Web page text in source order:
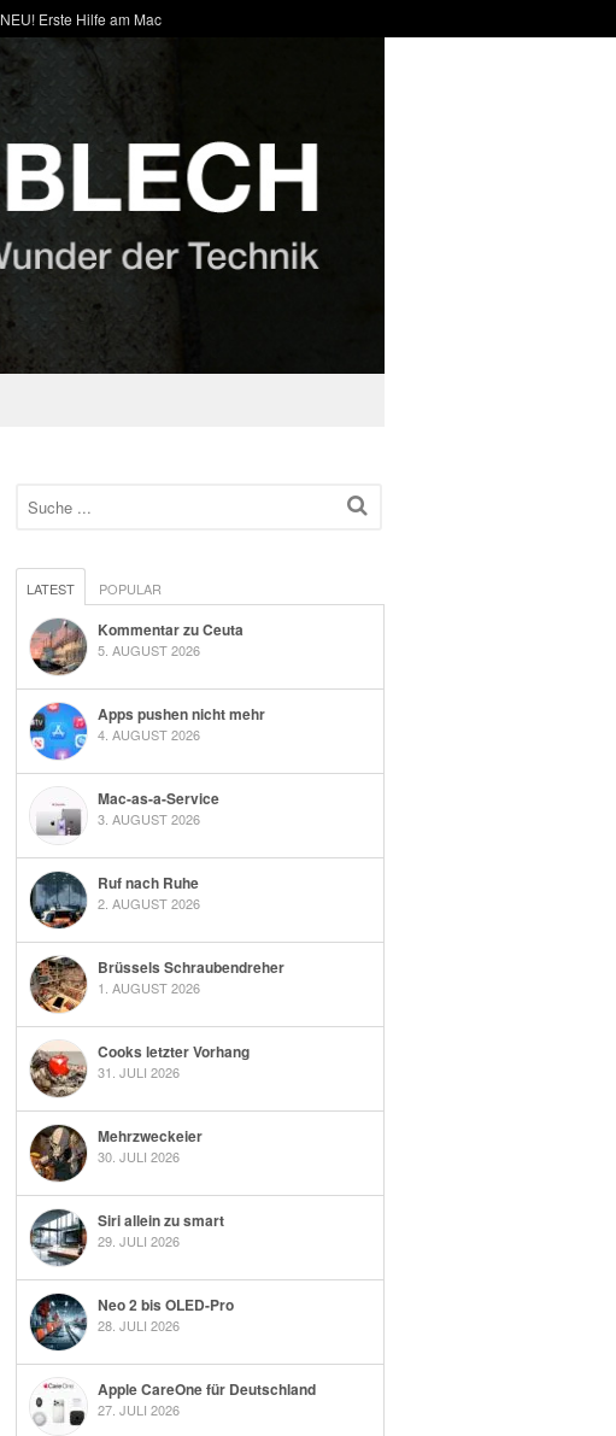
NEU! Erste Hilfe am Mac
LATEST POPULAR
Kommentar zu Ceuta
5. AUGUST 2026
Apps pushen nicht mehr
4. AUGUST 2026
Mac-as-a-Service
3. AUGUST 2026
Ruf nach Ruhe
2. AUGUST 2026
Brüssels Schraubendreher
1. AUGUST 2026
Cooks letzter Vorhang
31. JULI 2026
Mehrzweckeier
30. JULI 2026
Siri allein zu smart
29. JULI 2026
Neo 2 bis OLED-Pro
28. JULI 2026
Apple CareOne für Deutschland
27. JULI 2026